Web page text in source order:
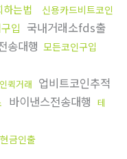
는법
신용카드비트코인
입 국내거래소fds출
송대행 모든코인구입
퀵거래 업비트코인추적
바이낸스전송대행 테
금인출